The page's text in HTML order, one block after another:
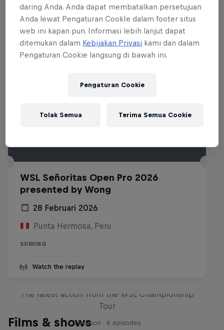
Acara lainnya
WSL Señoritas Open Pro 2026
presented by Wong
28 Februari 2026
Punta Hermosa, Peru
SURFING
Watch the replay
Films & shows
The latest action from the WSL Championship
Tour
1 Season · 6 episodes
daring Anda. Anda dapat membatalkan persetujuan
Anda lewat Pengaturan CookIe dalam footer situs
web ini kapan pun. Informasi lebih lanjut dapat
ditemukan dalam Kebijakan Privasi kami dan dalam
Pengaturan Cookie langsung di bawah ini.
Pengaturan Cookie
Tolak Semua Terima Semua Cookie